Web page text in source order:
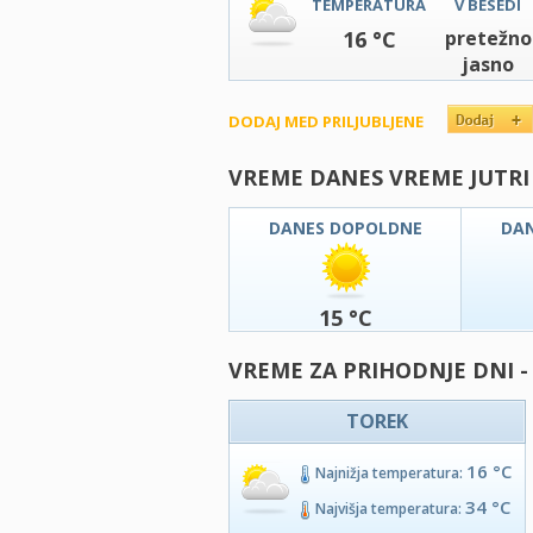
TEMPERATURA
16 °C
V BESEDI
pretežno
jasno
DODAJ MED PRILJUBLJENE
VREME DANES VREME JUTRI
DANES DOPOLDNE
15 °C
VREME ZA PRIHODNJE DNI
TOREK
Najnižja temperatura: 16 °C
Najvišja temperatura: 34 °C